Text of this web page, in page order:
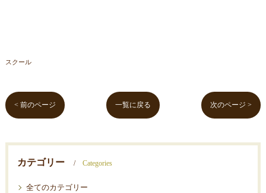
スクール
< 前のページ 一覧に戻る 次のページ >
カテゴリー Categories
全てのカテゴリー